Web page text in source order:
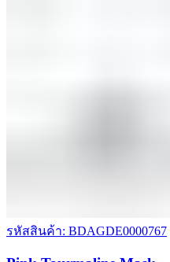
รหัสสินค้า: BDAGDE0000767